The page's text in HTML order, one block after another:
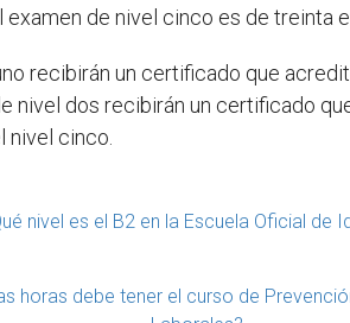
de nivel cinco es de treinta
recibirán un certificado que
nivel dos recibirán un certificado
nivel cinco.
nivel es el B2 en la Escuela Oficial de
horas debe tener el curso de